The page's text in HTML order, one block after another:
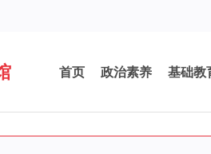
首页 政治素养 基础教